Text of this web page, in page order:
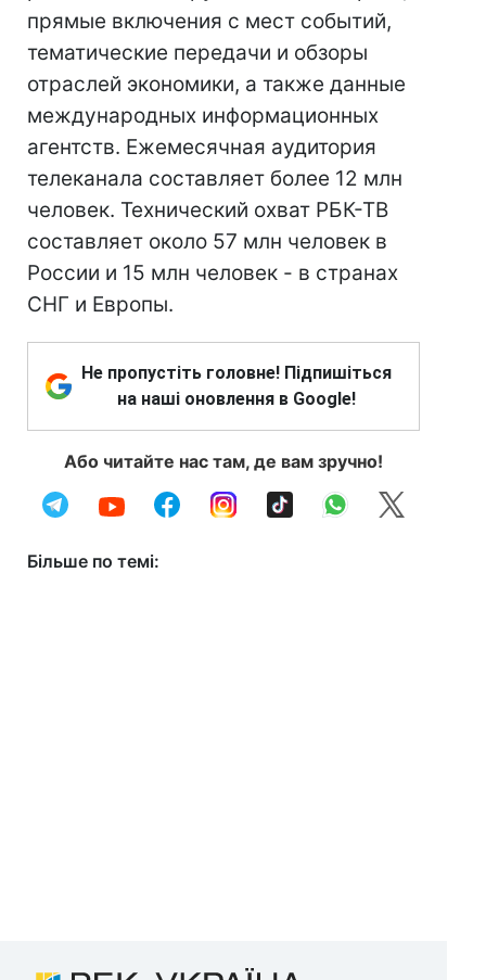
прямые включения с мест событий,
тематические передачи и обзоры
отраслей экономики, а также данные
международных информационных
агентств. Ежемесячная аудитория
телеканала составляет более 12 млн
человек. Технический охват РБК-ТВ
составляет около 57 млн человек в
России и 15 млн человек - в странах
СНГ и Европы.
Не пропустіть головне! Підпишіться
на наші оновлення в Google!
Або читайте нас там, де вам зручно!
Більше по темі: